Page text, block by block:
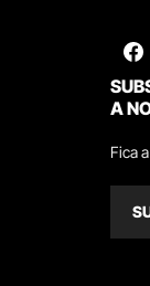
A
Fica